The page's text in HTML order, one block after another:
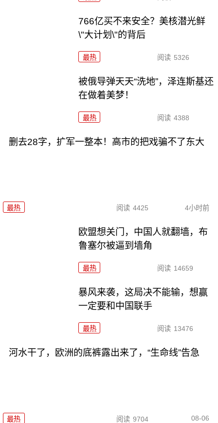
766亿买不来安全？美核潜光鲜
\"大计划\"的背后
最热 阅读 5326
被俄导弹天天“洗地”，泽连斯基还
在做着美梦！
最热 阅读 4388
删去28字，扩军一整本！高市的把戏骗不了东大
最热 阅读 4425 4小时前
欧盟想关门，中国人就翻墙，布
鲁塞尔被逼到墙角
最热 阅读 14659
暴风来袭，这局决不能输，想赢
一定要和中国联手
最热 阅读 13476
河水干了，欧洲的底裤露出来了，“生命线”告急
最热 阅读 9704 08-06